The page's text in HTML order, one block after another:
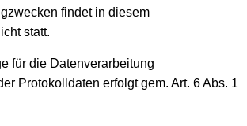
findet in diesem
statt.
für die Datenverarbeitung
Protokolldaten erfolgt gem. Art. 6 Abs. 1